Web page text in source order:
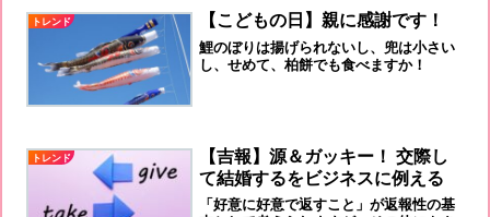
トレンド 【こどもの日】親に感謝です！
鯉のぼりは揚げられないし、兜は小さい
し、せめて、柏餅でも食べますか！
トレンド
【吉報】源＆ガッキー！ 交際し
て結婚するをビジネスに例える
「好意に好意で返すこと」が返報性の基